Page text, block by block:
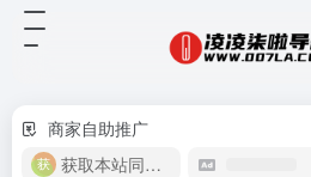
商家自助推广
获取本站同款主题